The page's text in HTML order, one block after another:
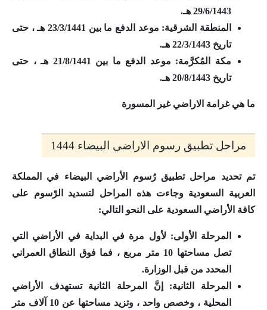
29/6/1443 هـ.
المنطقة الشرقية:
موعد الدفع ما بين 23/3/1441 هـ ، حتى
تاريخ 22/3/1443 هـ.
مكة
المُكرَّمة:
موعد الدفع ما بين 21/8/1441 هـ ، حتى
تاريخ 20/8/1443 هـ.
ما هي غرامة الاراضي غير المسورة
مراحل تطبيق رسوم الاراضي البيضاء 1444
تم تحديد مراحل تطبيق رُسوم الأراضي البيضاء في المملكة
العربية السعودية وجاءت هذه المراحل لتسديد الرّسوم على
كافة الأراضي السعودية على النحو التالي:
المرحلة الأولى: لأول مرة في البداية في الأراضي التي
تصل مساحتها 10 متر مربع ، فما فوق النطاق العمراني
المحدد من قبل الوزارة.
المرحلة الثانية: إنَّ المرحلة الثانية تستهدف الأراضي
المحلية ، وخصص واحد ، وتزيد مساحتها عن 10 آلاف متر